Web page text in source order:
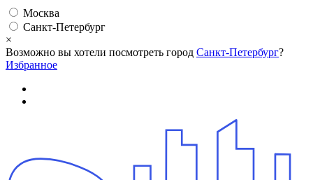
Москва
Санкт-Петербург
×
Возможно вы хотели посмотреть город Санкт-Петербург?
Избранное